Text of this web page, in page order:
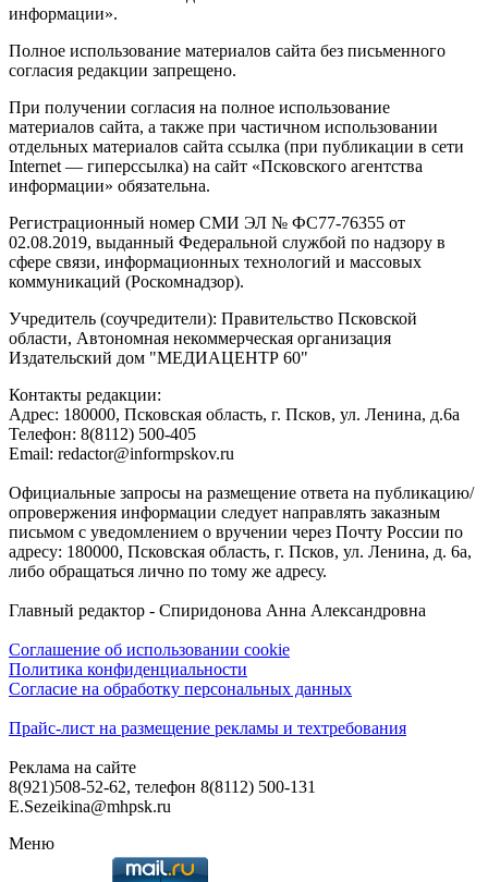
информации».
Полное использование материалов сайта без письменного
согласия редакции запрещено.
При получении согласия на полное использование
материалов сайта, а также при частичном использовании
отдельных материалов сайта ссылка (при публикации в сети
Internet — гиперссылка) на сайт «Псковского агентства
информации» обязательна.
Регистрационный номер СМИ ЭЛ № ФС77-76355 от
02.08.2019, выданный Федеральной службой по надзору в
сфере связи, информационных технологий и массовых
коммуникаций (Роскомнадзор).
Учредитель (соучредители): Правительство Псковской
области, Автономная некоммерческая организация
Издательский дом "МЕДИАЦЕНТР 60"
Контакты редакции:
Адреc: 180000, Псковская область, г. Псков, ул. Ленина, д.6а
Телефон: 8(8112) 500-405
Email: redactor@informpskov.ru
Официальные запросы на размещение ответа на публикацию/
опровержения информации следует направлять заказным
письмом с уведомлением о вручении через Почту России по
адресу: 180000, Псковская область, г. Псков, ул. Ленина, д. 6а,
либо обращаться лично по тому же адресу.
Главный редактор - Спиридонова Анна Александровна
Соглашение об использовании cookie
Политика конфиденциальности
Согласие на обработку персональных данных
Прайс-лист на размещение рекламы и техтребования
Реклама на сайте
8(921)508-52-62, телефон 8(8112) 500-131
E.Sezeikina@mhpsk.ru
Меню